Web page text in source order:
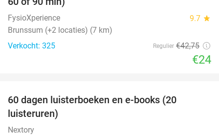
FysioXperience 9.7 star
Brunssum (+2 locaties) (7 km)
Verkocht: 325
Regulier €42,75
€24
60 dagen luisterboeken en e-books (20
luisteruren)
Nextory